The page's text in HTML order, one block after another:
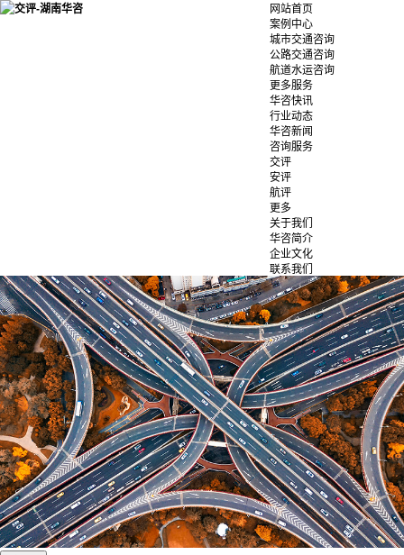
网站首页
案例中心
城市交通咨询
公路交通咨询
航道水运咨询
更多服务
华咨快讯
行业动态
华咨新闻
咨询服务
交评
安评
航评
更多
关于我们
华咨简介
企业文化
联系我们